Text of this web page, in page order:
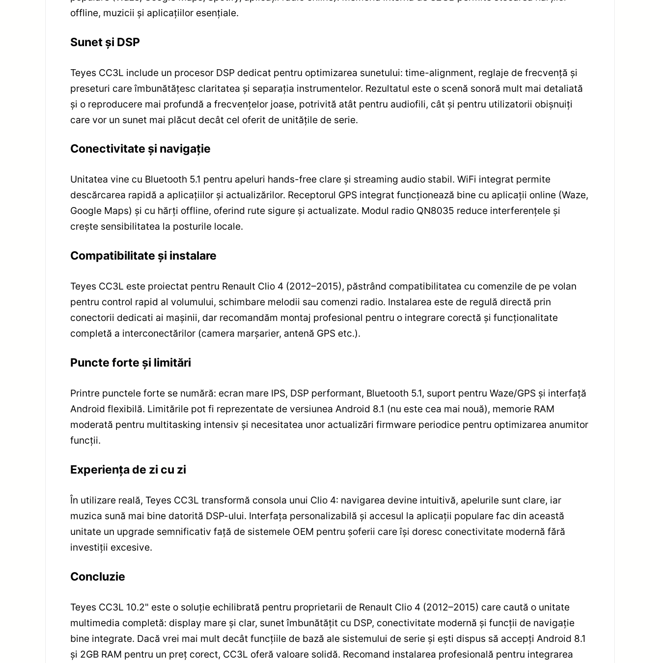
offline, muzicii și aplicațiilor esențiale.
Sunet și DSP
Teyes CC3L include un procesor DSP dedicat pentru optimizarea sunetului: time-alignment, reglaje de frecvență și
preseturi care îmbunătățesc claritatea și separația instrumentelor. Rezultatul este o scenă sonoră mult mai detaliată
și o reproducere mai profundă a frecvențelor joase, potrivită atât pentru audiofili, cât și pentru utilizatorii obișnuiți
care vor un sunet mai plăcut decât cel oferit de unitățile de serie.
Conectivitate și navigație
Unitatea vine cu Bluetooth 5.1 pentru apeluri hands-free clare și streaming audio stabil. WiFi integrat permite
descărcarea rapidă a aplicațiilor și actualizărilor. Receptorul GPS integrat funcționează bine cu aplicații online (Waze,
Google Maps) și cu hărți offline, oferind rute sigure și actualizate. Modul radio QN8035 reduce interferențele și
crește sensibilitatea la posturile locale.
Compatibilitate și instalare
Teyes CC3L este proiectat pentru Renault Clio 4 (2012–2015), păstrând compatibilitatea cu comenzile de pe volan
pentru control rapid al volumului, schimbare melodii sau comenzi radio. Instalarea este de regulă directă prin
conectorii dedicati ai mașinii, dar recomandăm montaj profesional pentru o integrare corectă și funcționalitate
completă a interconectărilor (camera marșarier, antenă GPS etc.).
Puncte forte și limitări
Printre punctele forte se numără: ecran mare IPS, DSP performant, Bluetooth 5.1, suport pentru Waze/GPS și interfață
Android flexibilă. Limitările pot fi reprezentate de versiunea Android 8.1 (nu este cea mai nouă), memorie RAM
moderată pentru multitasking intensiv și necesitatea unor actualizări firmware periodice pentru optimizarea anumitor
funcții.
Experiența de zi cu zi
În utilizare reală, Teyes CC3L transformă consola unui Clio 4: navigarea devine intuitivă, apelurile sunt clare, iar
muzica sună mai bine datorită DSP-ului. Interfața personalizabilă și accesul la aplicații populare fac din această
unitate un upgrade semnificativ față de sistemele OEM pentru șoferii care își doresc conectivitate modernă fără
investiții excesive.
Concluzie
Teyes CC3L 10.2" este o soluție echilibrată pentru proprietarii de Renault Clio 4 (2012–2015) care caută o unitate
multimedia completă: display mare și clar, sunet îmbunătățit cu DSP, conectivitate modernă și funcții de navigație
bine integrate. Dacă vrei mai mult decât funcțiile de bază ale sistemului de serie și ești dispus să accepți Android 8.1
și 2GB RAM pentru un preț corect, CC3L oferă valoare solidă. Recomand instalarea profesională pentru integrarea